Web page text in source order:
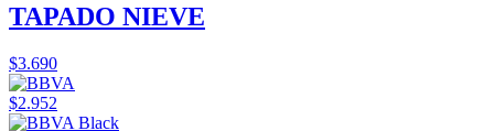
TAPADO NIEVE
$3.690
$2.952